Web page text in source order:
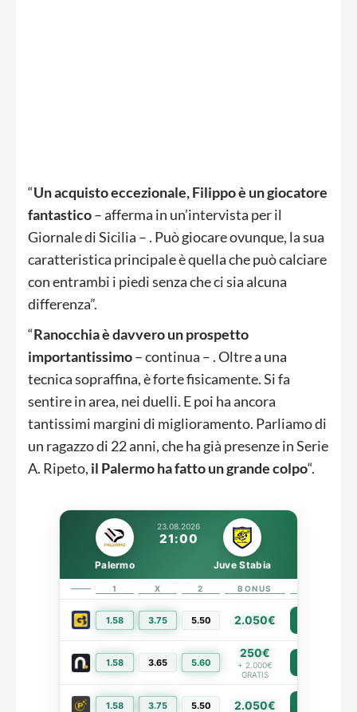
“Un acquisto eccezionale, Filippo è un giocatore
fantastico– afferma in un’intervista per il
Giornale di Sicilia – . Può giocare ovunque, la sua
caratteristica principale è quella che può calciare
con entrambi i piedi senza che ci sia alcuna
differenza”.
“Ranocchia è davvero un prospetto
importantissimo– continua – . Oltre a una
tecnica sopraffina, è forte fisicamente. Si fa
sentire in area, nei duelli. E poi ha ancora
tantissimi margini di miglioramento. Parliamo di
un ragazzo di 22 anni, che ha già presenze in Serie
A. Ripeto, il Palermo ha fatto un grande colpo“.
23.08.2026
21:00
Palermo Juve Stabia
1 X 2 BONUS
1.58 3.75 5.50 2.050€
1.58 3.65 5.60
250€
+ 2.000€
GRATIS
1.58 3.75 5.50 2.050€